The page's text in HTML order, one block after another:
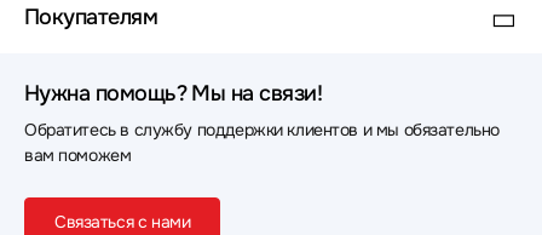
Покупателям
Нужна помощь? Мы на связи!
Обратитесь в службу поддержки клиентов и мы обязательно
вам поможем
Связаться с нами